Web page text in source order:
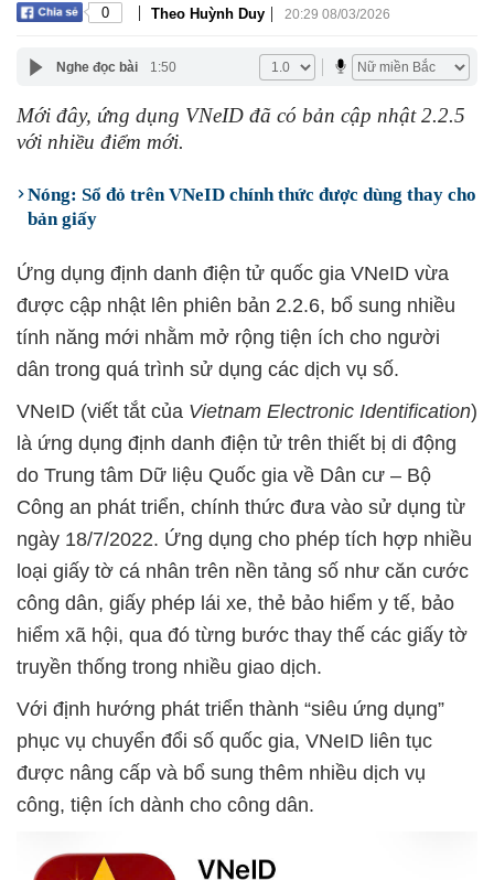
0 | Theo Huỳnh Duy | 20:29 08/03/2026
Nghe đọc bài 1:50
Mới đây, ứng dụng VNeID đã có bản cập nhật 2.2.5
với nhiều điểm mới.
Nóng: Sổ đỏ trên VNeID chính thức được dùng thay cho
bản giấy
Ứng dụng định danh điện tử quốc gia VNeID vừa
được cập nhật lên phiên bản 2.2.6, bổ sung nhiều
tính năng mới nhằm mở rộng tiện ích cho người
dân trong quá trình sử dụng các dịch vụ số.
VNeID (viết tắt của Vietnam Electronic Identification)
là ứng dụng định danh điện tử trên thiết bị di động
do Trung tâm Dữ liệu Quốc gia về Dân cư – Bộ
Công an phát triển, chính thức đưa vào sử dụng từ
ngày 18/7/2022. Ứng dụng cho phép tích hợp nhiều
loại giấy tờ cá nhân trên nền tảng số như căn cước
công dân, giấy phép lái xe, thẻ bảo hiểm y tế, bảo
hiểm xã hội, qua đó từng bước thay thế các giấy tờ
truyền thống trong nhiều giao dịch.
Với định hướng phát triển thành “siêu ứng dụng”
phục vụ chuyển đổi số quốc gia, VNeID liên tục
được nâng cấp và bổ sung thêm nhiều dịch vụ
công, tiện ích dành cho công dân.